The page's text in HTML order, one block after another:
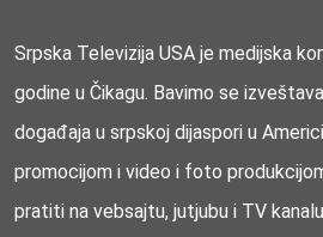
Srpska Televizija USA je medijska
godine u Čikagu. Bavimo se
događaja u srpskoj dijaspori u
promocijom i video i foto
pratiti na vebsajtu, jutjubu i TV